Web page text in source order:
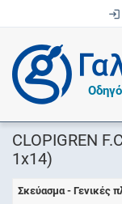
CLOPIGREN
1x14)
Σκεύασμα - Γενικές